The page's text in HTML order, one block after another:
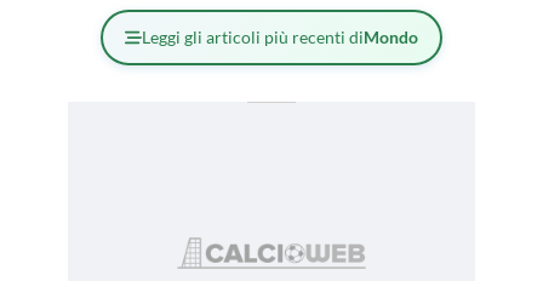
Leggi gli articoli più recenti diMondo